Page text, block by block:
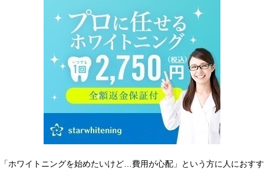
「ホワイトニングを始めたいけど…費用が心配」という方に人におすす